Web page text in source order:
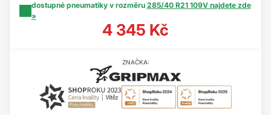
dostupné pneumatiky v rozměru 285/40 R21 109V najdete zde
»
4 345 Kč
ZNAČKA: